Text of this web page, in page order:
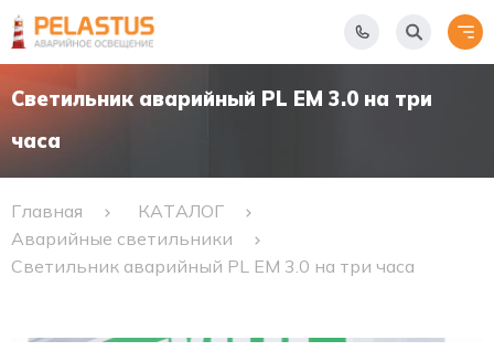
Светильник аварийный PL EM 3.0 на три
часа
Главная
КАТАЛОГ
Аварийные светильники
Светильник аварийный PL EM 3.0 на три часа